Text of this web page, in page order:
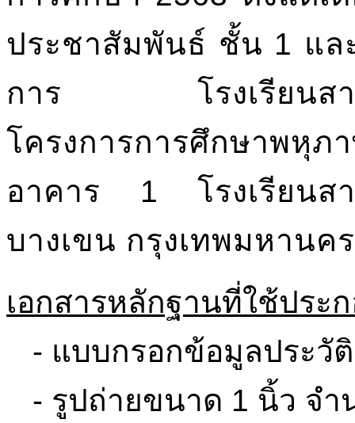
ประชาสัมพันธ์ ชั้น 1 แล
การ โรงเรียนสาธิต
โครงการการศึกษาพหุ
อาคาร 1 โรงเรียนสา
บางเขน กรุงเทพมหานค
เอกสารหลักฐานที่ใช้ประ
- แบบกรอกข้อมูลประวัติ
- รูปถ่ายขนาด 1 นิ้ว จำ